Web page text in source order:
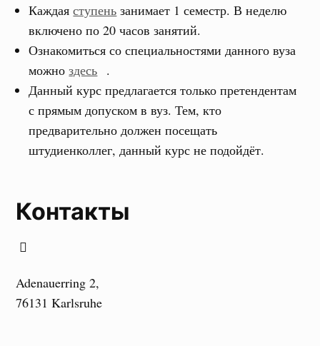
Каждаяступень занимает 1 семестр. В неделю
включено по 20 часов занятий.
Ознакомиться со специальностями данного вуза
можноздесь .
Данный курс предлагается только претендентам
с прямым допуском в вуз. Тем, кто
предварительно должен посещать
штудиенколлег, данный курс не подойдёт.
Контакты
Adenauerring 2,
76131 Karlsruhe